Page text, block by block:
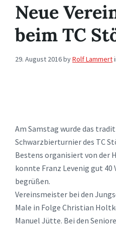
Neue
beim TC
29. August 2016byRolf Lammert
Am Samstag wurde das
Schwarzbierturnier des TC
Bestens organisiert von der
konnte Franz Levenig gut
begrüßen.
Vereinsmeister bei den
Male in Folge Christian
Manuel Jütte. Bei den